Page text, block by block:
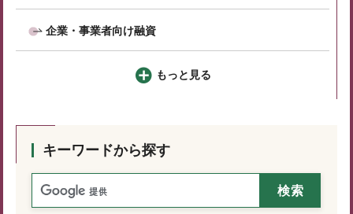
企業・事業者向け融資
もっと見る
キーワードから探す